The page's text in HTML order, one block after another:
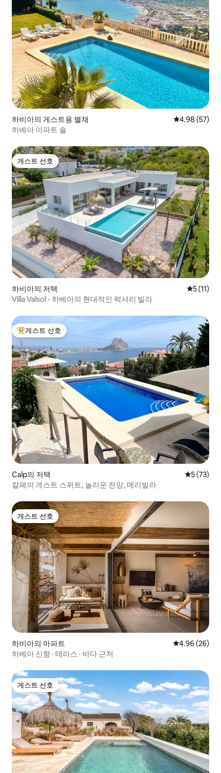
하비아의 게스트용 별채 평점 4.98점(5
4.98 (57)
하베아 아파트 솔
게스트 선호
게스트 선호
하비아의 저택 평점 5점
5 (11)
Villa Valsol - 하베아의 현대적인 럭셔리 빌라
상위 게스트 선호
게스트 선호
Calp의 저택 평점 5점
5 (73)
칼페의 게스트 스위트, 놀라운 전망, 메리빌라
게스트 선호
게스트 선호
하비아의 아파트 평점 4.96점(5
4.96 (26)
하베아 신항 · 테라스 · 바다 근처
게스트 선호
게스트 선호